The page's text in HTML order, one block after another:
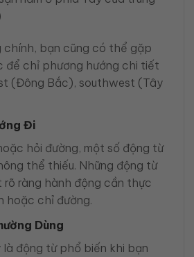
chính, bạn cũng có thể gặp
để chỉ phương hướng chi tiết
(Đông Bắc), southwest (Tây
Đi
hỏi đường, một số động từ
thể thiếu. Những động từ
rõ ràng hành động cần thực
hoặc chỉ đường.
Dùng
là động từ phổ biến khi bạn